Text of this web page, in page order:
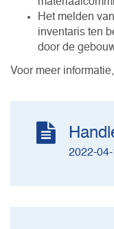
Het melden
inventaris ten
door de
Voor meer
2022-